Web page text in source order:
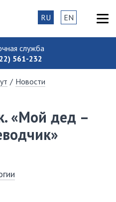
служба
561-232
RU EN
/ Новости
«Мой дед –